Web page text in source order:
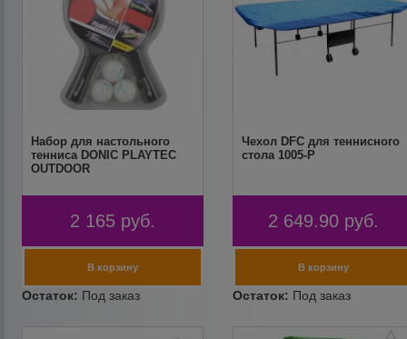
Набор для настольного
тенниса DONIC PLAYTEC
OUTDOOR
2 165 руб.
Чехол DFC для теннисного
стола 1005-P
2 649.90 руб.